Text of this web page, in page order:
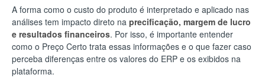
A forma como o custo do produto é interpretado e aplicado nas
análises tem impacto direto na precificação, margem de lucro
e resultados financeiros. Por isso, é importante entender
como o Preço Certo trata essas informações e o que fazer caso
perceba diferenças entre os valores do ERP e os exibidos na
plataforma.